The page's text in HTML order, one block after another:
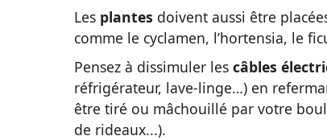
Les plantes doivent aussi être
comme le cyclamen, l’hortensia, le
Pensez à dissimuler les câbles
réfrigérateur, lave-linge…) en
être tiré ou mâchouillé par votre
de rideaux...).